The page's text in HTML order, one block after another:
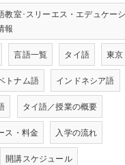
教室･スリーエス・エデュケー
報
言語一覧 タイ語 東京
トナム語 インドネシア語
タイ語／授業の概要
ス・料金 入学の流れ
開講スケジュール